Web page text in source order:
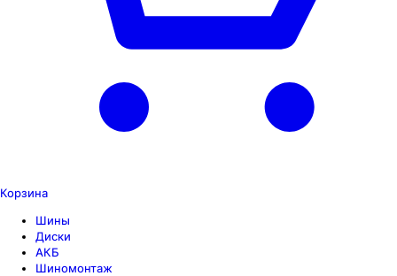
Корзина
Шины
Диски
АКБ
Шиномонтаж